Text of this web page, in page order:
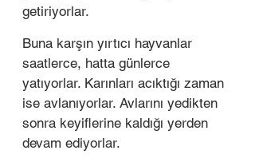
getiriyorlar.
Buna karşın yırtıcı hayvanlar
saatlerce, hatta günlerce
yatıyorlar. Karınları acıktığı zaman
ise avlanıyorlar. Avlarını yedikten
sonra keyiflerine kaldığı yerden
devam ediyorlar.